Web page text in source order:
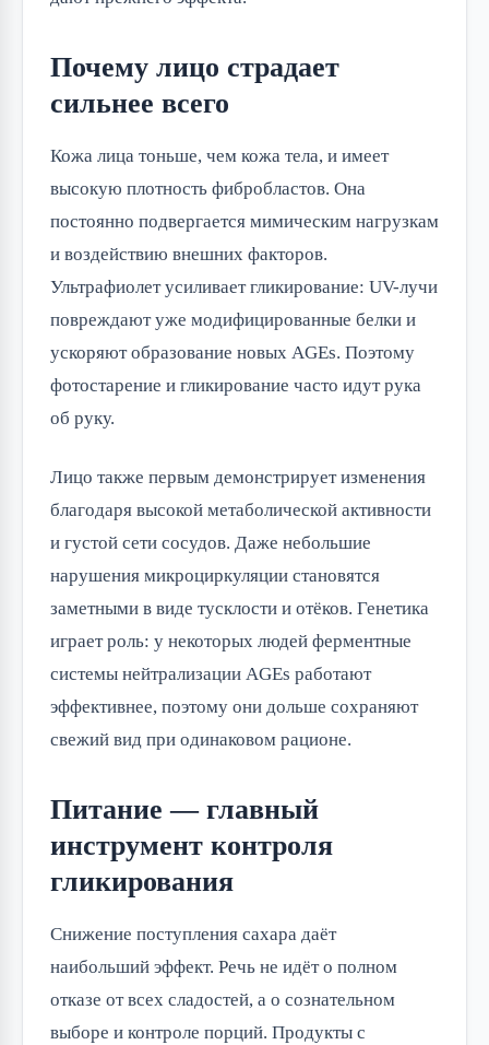
Почему лицо страдает
сильнее всего
Кожа лица тоньше, чем кожа тела, и имеет
высокую плотность фибробластов. Она
постоянно подвергается мимическим нагрузкам
и воздействию внешних факторов.
Ультрафиолет усиливает гликирование: UV-лучи
повреждают уже модифицированные белки и
ускоряют образование новых AGEs. Поэтому
фотостарение и гликирование часто идут рука
об руку.
Лицо также первым демонстрирует изменения
благодаря высокой метаболической активности
и густой сети сосудов. Даже небольшие
нарушения микроциркуляции становятся
заметными в виде тусклости и отёков. Генетика
играет роль: у некоторых людей ферментные
системы нейтрализации AGEs работают
эффективнее, поэтому они дольше сохраняют
свежий вид при одинаковом рационе.
Питание — главный
инструмент контроля
гликирования
Снижение поступления сахара даёт
наибольший эффект. Речь не идёт о полном
отказе от всех сладостей, а о сознательном
выборе и контроле порций. Продукты с